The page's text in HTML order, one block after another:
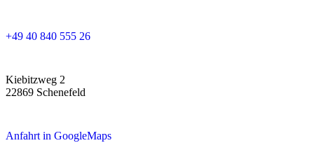
+49 40 840 555 26
Kiebitzweg 2
22869 Schenefeld
Anfahrt in GoogleMaps